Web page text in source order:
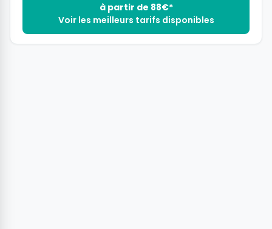
à partir de 88€*
Voir les meilleurs tarifs disponibles